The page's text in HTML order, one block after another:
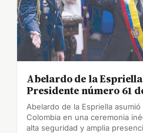
Abelardo de la
Presidente número 61
Abelardo de la Espriella
Colombia en una ceremonia
alta seguridad y amplia